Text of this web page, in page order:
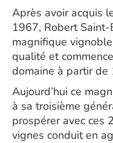
Après avoir acquis
1967, Robert Saint-
magnifique
qualité et
domaine à partir de
Aujourd’hui ce
à sa troisième
prospérer avec ces
vignes conduit en